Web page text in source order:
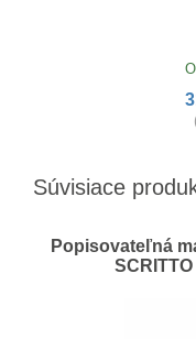
Súvisiace
Popisovateľná